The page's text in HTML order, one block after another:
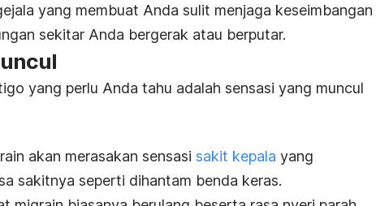
yang membuat Anda sulit menjaga keseimbangan
sekitar Anda bergerak atau berputar.
yang perlu Anda tahu adalah sensasi yang muncul
akan merasakan sensasi sakit kepala yang
sakitnya seperti dihantam benda keras.